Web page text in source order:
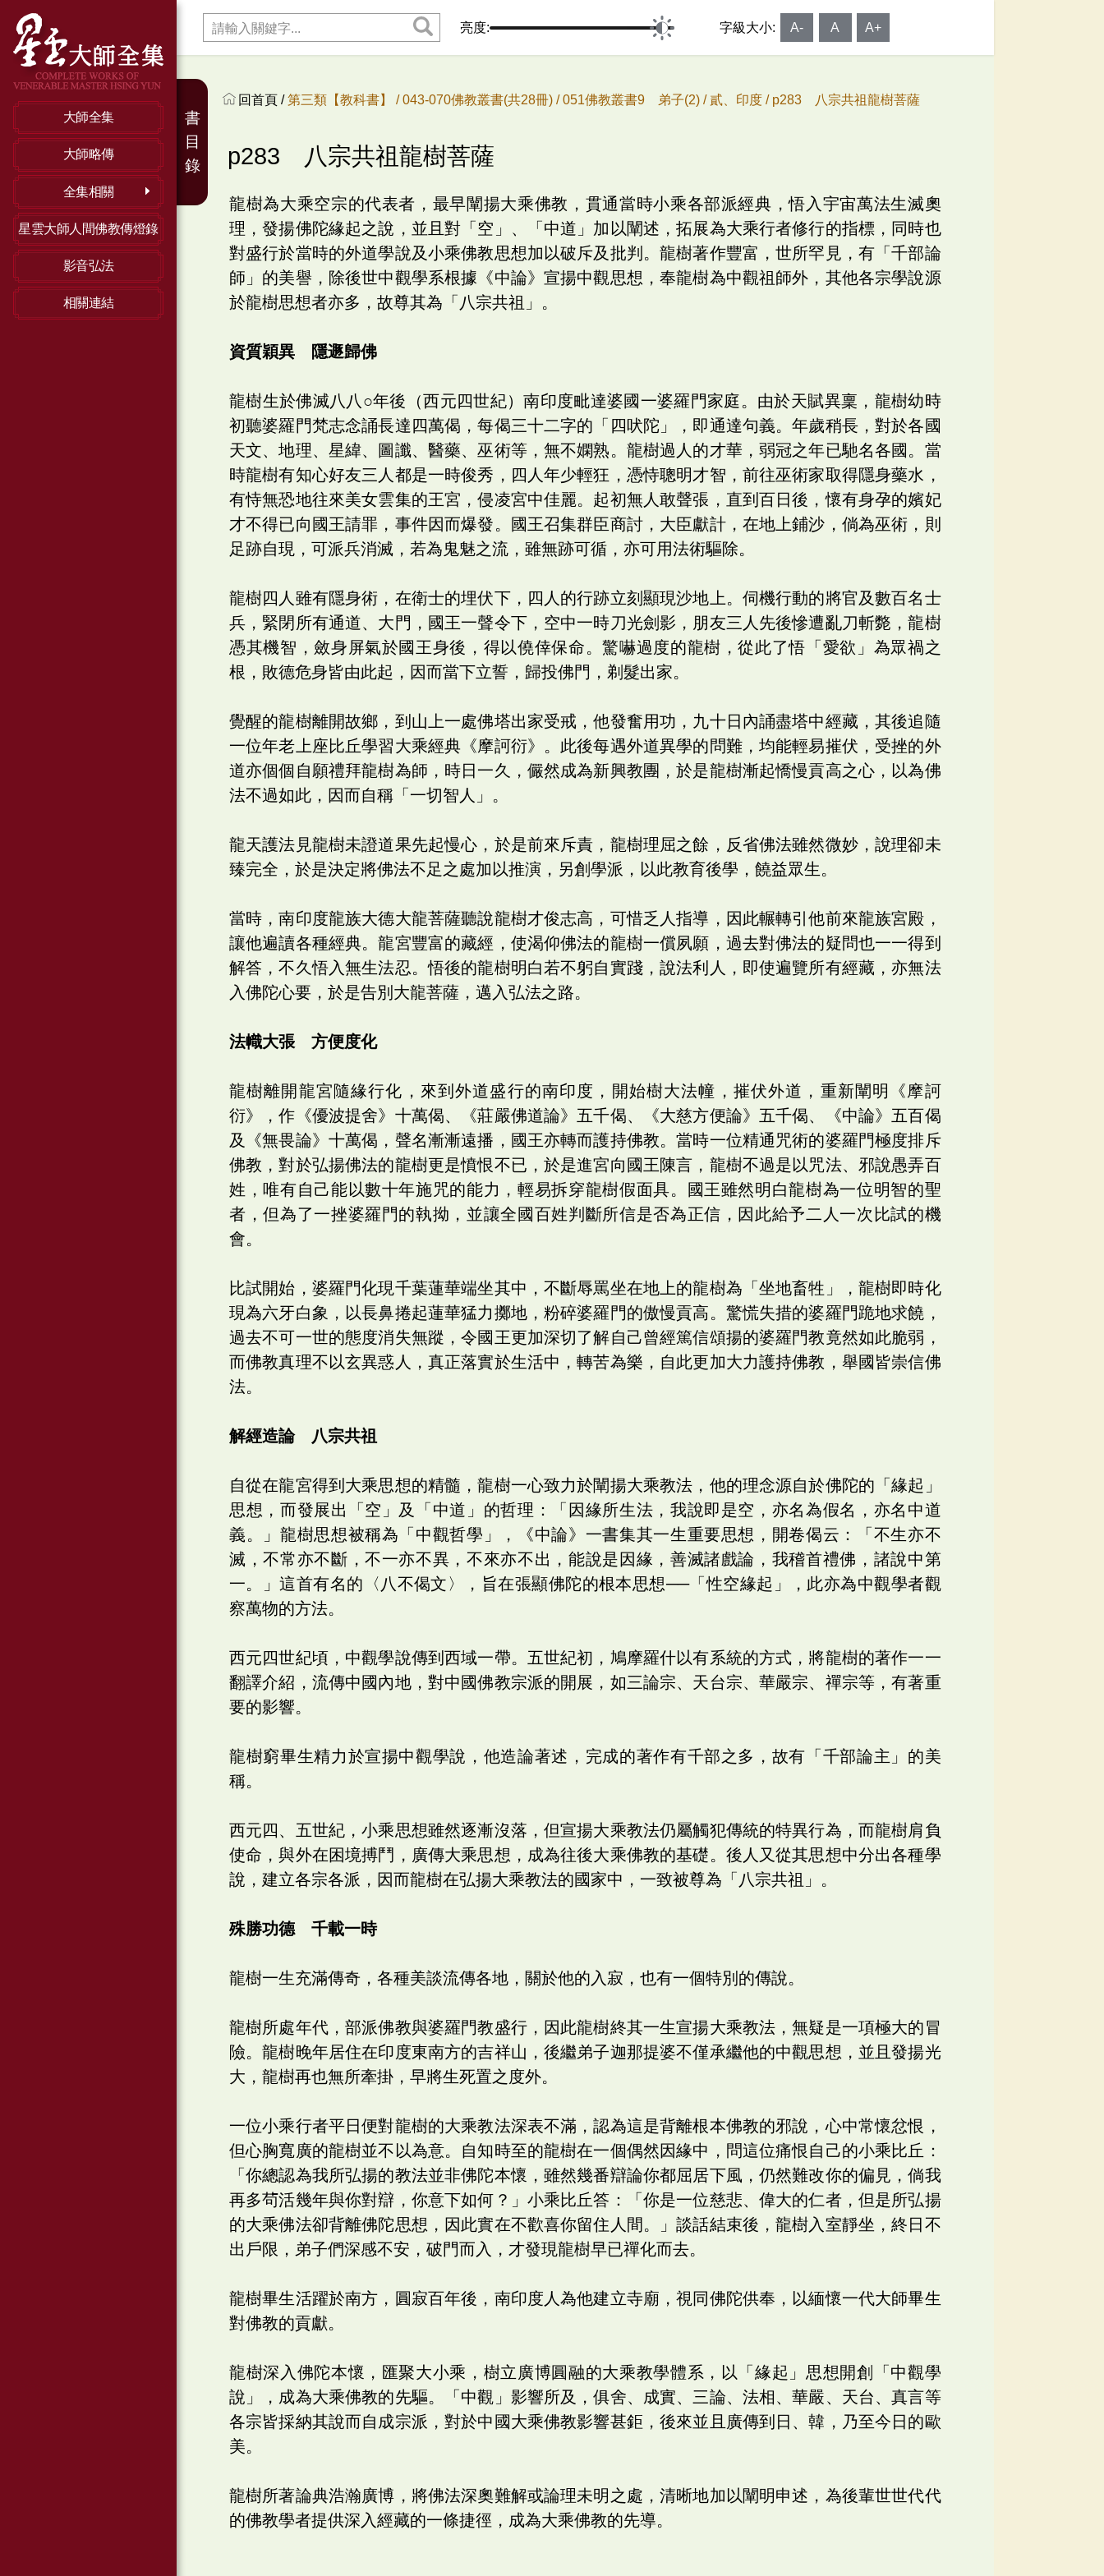
大師全集
大師略傳
全集相關
星雲大師人間佛教傳燈錄
影音弘法
相關連結
亮度: 字級大小: A- A A+
回首頁 /第三類【教科書】 /043-070佛教叢書(共28冊) /051佛教叢書9 弟子(2) / 貳、印度 / p283 八宗共祖龍樹菩薩
p283 八宗共祖龍樹菩薩
龍樹為大乘空宗的代表者，最早闡揚大乘佛教，貫通當時小乘各部派經典，悟入宇宙萬法生滅奧
理，發揚佛陀緣起之說，並且對「空」、「中道」加以闡述，拓展為大乘行者修行的指標，同時也
對盛行於當時的外道學說及小乘佛教思想加以破斥及批判。龍樹著作豐富，世所罕見，有「千部論
師」的美譽，除後世中觀學系根據《中論》宣揚中觀思想，奉龍樹為中觀祖師外，其他各宗學說源
於龍樹思想者亦多，故尊其為「八宗共祖」。
資質穎異 隱遯歸佛
龍樹生於佛滅八八○年後（西元四世紀）南印度毗達婆國一婆羅門家庭。由於天賦異稟，龍樹幼時
初聽婆羅門梵志念誦長達四萬偈，每偈三十二字的「四吠陀」，即通達句義。年歲稍長，對於各國
天文、地理、星緯、圖讖、醫藥、巫術等，無不嫻熟。龍樹過人的才華，弱冠之年已馳名各國。當
時龍樹有知心好友三人都是一時俊秀，四人年少輕狂，憑恃聰明才智，前往巫術家取得隱身藥水，
有恃無恐地往來美女雲集的王宮，侵凌宮中佳麗。起初無人敢聲張，直到百日後，懷有身孕的嬪妃
才不得已向國王請罪，事件因而爆發。國王召集群臣商討，大臣獻計，在地上鋪沙，倘為巫術，則
足跡自現，可派兵消滅，若為鬼魅之流，雖無跡可循，亦可用法術驅除。
龍樹四人雖有隱身術，在衛士的埋伏下，四人的行跡立刻顯現沙地上。伺機行動的將官及數百名士
兵，緊閉所有通道、大門，國王一聲令下，空中一時刀光劍影，朋友三人先後慘遭亂刀斬斃，龍樹
憑其機智，斂身屏氣於國王身後，得以僥倖保命。驚嚇過度的龍樹，從此了悟「愛欲」為眾禍之
根，敗德危身皆由此起，因而當下立誓，歸投佛門，剃髮出家。
覺醒的龍樹離開故鄉，到山上一處佛塔出家受戒，他發奮用功，九十日內誦盡塔中經藏，其後追隨
一位年老上座比丘學習大乘經典《摩訶衍》。此後每遇外道異學的問難，均能輕易摧伏，受挫的外
道亦個個自願禮拜龍樹為師，時日一久，儼然成為新興教團，於是龍樹漸起憍慢貢高之心，以為佛
法不過如此，因而自稱「一切智人」。
龍天護法見龍樹未證道果先起慢心，於是前來斥責，龍樹理屈之餘，反省佛法雖然微妙，說理卻未
臻完全，於是決定將佛法不足之處加以推演，另創學派，以此教育後學，饒益眾生。
當時，南印度龍族大德大龍菩薩聽說龍樹才俊志高，可惜乏人指導，因此輾轉引他前來龍族宮殿，
讓他遍讀各種經典。龍宮豐富的藏經，使渴仰佛法的龍樹一償夙願，過去對佛法的疑問也一一得到
解答，不久悟入無生法忍。悟後的龍樹明白若不躬自實踐，說法利人，即使遍覽所有經藏，亦無法
入佛陀心要，於是告別大龍菩薩，邁入弘法之路。
法幟大張 方便度化
龍樹離開龍宮隨緣行化，來到外道盛行的南印度，開始樹大法幢，摧伏外道，重新闡明《摩訶
衍》，作《優波提舍》十萬偈、《莊嚴佛道論》五千偈、《大慈方便論》五千偈、《中論》五百偈
及《無畏論》十萬偈，聲名漸漸遠播，國王亦轉而護持佛教。當時一位精通咒術的婆羅門極度排斥
佛教，對於弘揚佛法的龍樹更是憤恨不已，於是進宮向國王陳言，龍樹不過是以咒法、邪說愚弄百
姓，唯有自己能以數十年施咒的能力，輕易拆穿龍樹假面具。國王雖然明白龍樹為一位明智的聖
者，但為了一挫婆羅門的執拗，並讓全國百姓判斷所信是否為正信，因此給予二人一次比試的機
會。
比試開始，婆羅門化現千葉蓮華端坐其中，不斷辱罵坐在地上的龍樹為「坐地畜牲」，龍樹即時化
現為六牙白象，以長鼻捲起蓮華猛力擲地，粉碎婆羅門的傲慢貢高。驚慌失措的婆羅門跪地求饒，
過去不可一世的態度消失無蹤，令國王更加深切了解自己曾經篤信頌揚的婆羅門教竟然如此脆弱，
而佛教真理不以玄異惑人，真正落實於生活中，轉苦為樂，自此更加大力護持佛教，舉國皆崇信佛
法。
解經造論 八宗共祖
自從在龍宮得到大乘思想的精髓，龍樹一心致力於闡揚大乘教法，他的理念源自於佛陀的「緣起」
思想，而發展出「空」及「中道」的哲理：「因緣所生法，我說即是空，亦名為假名，亦名中道
義。」龍樹思想被稱為「中觀哲學」，《中論》一書集其一生重要思想，開卷偈云：「不生亦不
滅，不常亦不斷，不一亦不異，不來亦不出，能說是因緣，善滅諸戲論，我稽首禮佛，諸說中第
一。」這首有名的〈八不偈文〉，旨在張顯佛陀的根本思想──「性空緣起」，此亦為中觀學者觀
察萬物的方法。
西元四世紀頃，中觀學說傳到西域一帶。五世紀初，鳩摩羅什以有系統的方式，將龍樹的著作一一
翻譯介紹，流傳中國內地，對中國佛教宗派的開展，如三論宗、天台宗、華嚴宗、禪宗等，有著重
要的影響。
龍樹窮畢生精力於宣揚中觀學說，他造論著述，完成的著作有千部之多，故有「千部論主」的美
稱。
西元四、五世紀，小乘思想雖然逐漸沒落，但宣揚大乘教法仍屬觸犯傳統的特異行為，而龍樹肩負
使命，與外在困境搏鬥，廣傳大乘思想，成為往後大乘佛教的基礎。後人又從其思想中分出各種學
說，建立各宗各派，因而龍樹在弘揚大乘教法的國家中，一致被尊為「八宗共祖」。
殊勝功德 千載一時
龍樹一生充滿傳奇，各種美談流傳各地，關於他的入寂，也有一個特別的傳說。
龍樹所處年代，部派佛教與婆羅門教盛行，因此龍樹終其一生宣揚大乘教法，無疑是一項極大的冒
險。龍樹晚年居住在印度東南方的吉祥山，後繼弟子迦那提婆不僅承繼他的中觀思想，並且發揚光
大，龍樹再也無所牽掛，早將生死置之度外。
一位小乘行者平日便對龍樹的大乘教法深表不滿，認為這是背離根本佛教的邪說，心中常懷忿恨，
但心胸寬廣的龍樹並不以為意。自知時至的龍樹在一個偶然因緣中，問這位痛恨自己的小乘比丘：
「你總認為我所弘揚的教法並非佛陀本懷，雖然幾番辯論你都屈居下風，仍然難改你的偏見，倘我
再多茍活幾年與你對辯，你意下如何？」小乘比丘答：「你是一位慈悲、偉大的仁者，但是所弘揚
的大乘佛法卻背離佛陀思想，因此實在不歡喜你留住人間。」談話結束後，龍樹入室靜坐，終日不
出戶限，弟子們深感不安，破門而入，才發現龍樹早已禪化而去。
龍樹畢生活躍於南方，圓寂百年後，南印度人為他建立寺廟，視同佛陀供奉，以緬懷一代大師畢生
對佛教的貢獻。
龍樹深入佛陀本懷，匯聚大小乘，樹立廣博圓融的大乘教學體系，以「緣起」思想開創「中觀學
說」，成為大乘佛教的先驅。「中觀」影響所及，俱舍、成實、三論、法相、華嚴、天台、真言等
各宗皆採納其說而自成宗派，對於中國大乘佛教影響甚鉅，後來並且廣傳到日、韓，乃至今日的歐
美。
龍樹所著論典浩瀚廣博，將佛法深奧難解或論理未明之處，清晰地加以闡明申述，為後輩世世代代
的佛教學者提供深入經藏的一條捷徑，成為大乘佛教的先導。
書
目
錄